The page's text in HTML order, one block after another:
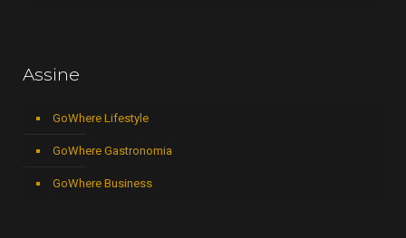
Assine
GoWhere Lifestyle
GoWhere Gastronomia
GoWhere Business